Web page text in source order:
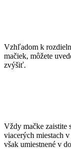
Vzhľadom k
mačiek, môžete
zvýšiť.
Vždy mačke zaistite
viacerých miestach
však umiestnené v